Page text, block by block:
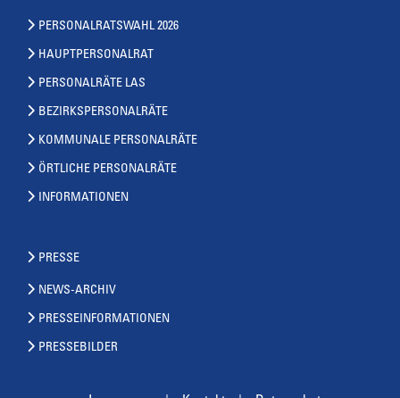
PERSONALRATSWAHL 2026
HAUPTPERSONALRAT
PERSONALRÄTE LAS
BEZIRKSPERSONALRÄTE
KOMMUNALE PERSONALRÄTE
ÖRTLICHE PERSONALRÄTE
INFORMATIONEN
PRESSE
NEWS-ARCHIV
PRESSEINFORMATIONEN
PRESSEBILDER